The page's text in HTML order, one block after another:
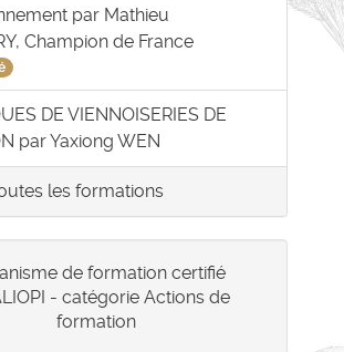
par Mathieu
Champion de France
DE VIENNOISERIES DE
par Yaxiong WEN
les formations
de formation certifié
- catégorie Actions de
formation